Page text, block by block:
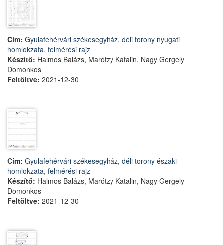
Cím: Gyulafehérvári székesegyház, déli torony nyugati
homlokzata, felmérési rajz
Készítő: Halmos Balázs, Marótzy Katalin, Nagy Gergely
Domonkos
Feltöltve: 2021-12-30
Cím: Gyulafehérvári székesegyház, déli torony északi
homlokzata, felmérési rajz
Készítő: Halmos Balázs, Marótzy Katalin, Nagy Gergely
Domonkos
Feltöltve: 2021-12-30